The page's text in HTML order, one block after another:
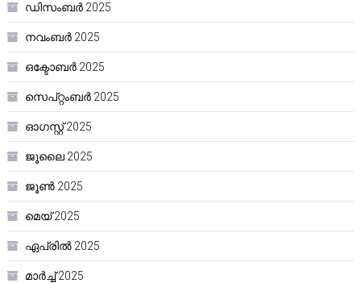
ഡിസംബർ 2025
നവംബർ 2025
ഒക്ടോബർ 2025
സെപ്റ്റംബർ 2025
ഓഗസ്റ്റ്‌ 2025
ജൂലൈ 2025
ജൂൺ 2025
മെയ്‌ 2025
ഏപ്രിൽ 2025
മാർച്ച്‌ 2025